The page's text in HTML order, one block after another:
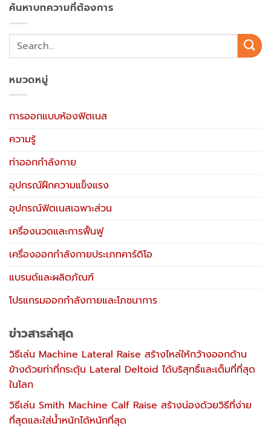
ค้นหาบทความที่ต้องการ
หมวดหมู่
การออกแบบห้องฟิตเนส
ความรู้
ท่าออกกำลังกาย
อุปกรณ์ฝึกความแข็งแรง
อุปกรณ์ฟิตเนสเฉพาะส่วน
เครื่องนวดและการฟื้นฟู
เครื่องออกกำลังกายประเภทคาร์ดิโอ
แบรนด์และผลิตภัณฑ์
โปรแกรมออกกำลังกายและโภชนาการ
ข่าวสารล่าสุด
วิธีเล่น Machine Lateral Raise สร้างไหล่ให้กว้างออกด้าน
ข้างด้วยท่าที่กระตุ้น Lateral Deltoid ได้บริสุทธิ์และเต็มที่ที่สุด
ในโลก
วิธีเล่น Smith Machine Calf Raise สร้างน่องด้วยวิธีที่ง่าย
ที่สุดและใส่น้ำหนักได้หนักที่สุด